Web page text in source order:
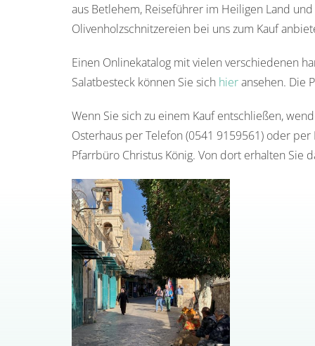
aus Betlehem, Reiseführer im Heiligen Land
Olivenholzschnitzereien bei uns zum Kauf
Einen Onlinekatalog mit vielen verschiedenen
Salatbesteck können Sie sich hieransehen. Die
Wenn Sie sich zu einem Kauf entschließen,
Osterhaus per Telefon (0541 9159561) oder
Pfarrbüro Christus König. Von dort erhalten Sie